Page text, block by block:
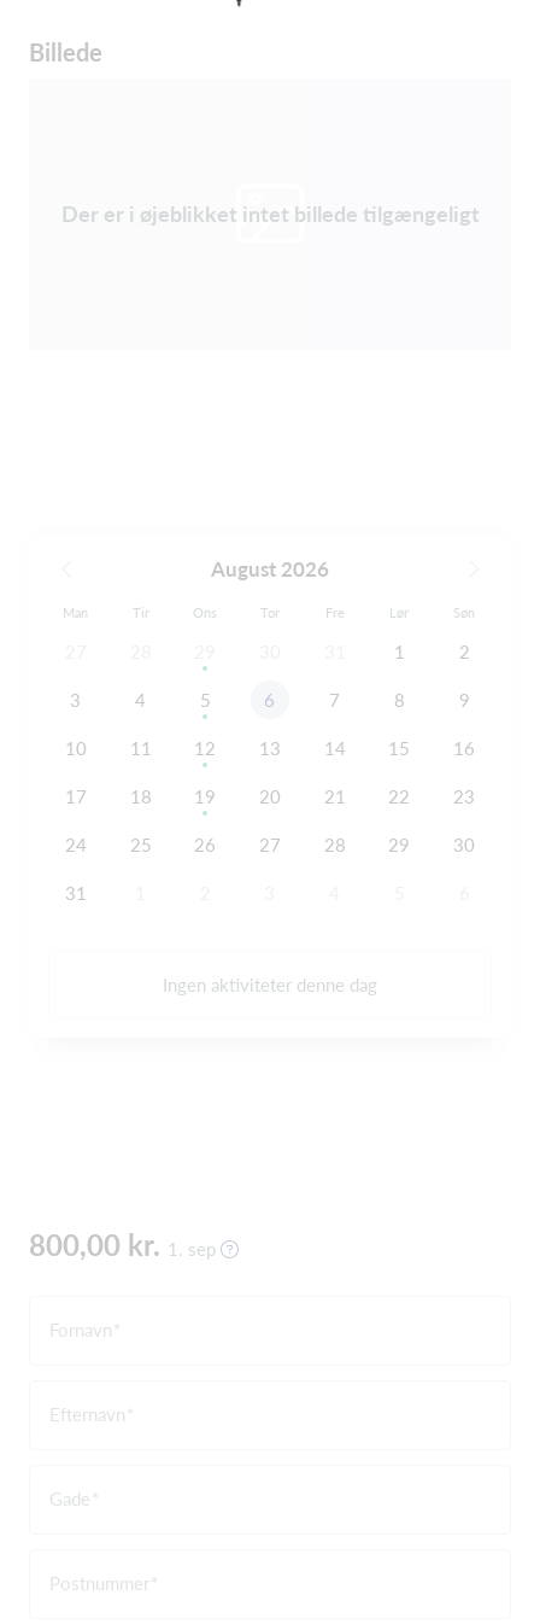
Billede
Der er i øjeblikket intet billede tilgængeligt
August 2026
Man Tir Ons Tor Fre Lør Søn
1 2
3 4 5 6 7 8 9
10 11 12 13 14 15 16
17 18 19 20 21 22 23
24 25 26 27 28 29 30
31
Ingen aktiviteter denne dag
800,00 kr. 1. sep
Fornavn
Efternavn
Gade
Postnummer